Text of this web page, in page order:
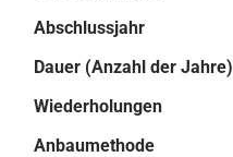
Abschlussjahr
Dauer (Anzahl der Jahre)
Wiederholungen
Anbaumethode